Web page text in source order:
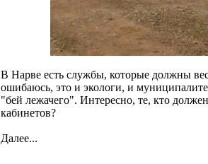
В Нарве есть службы, которые должны
ошибаюсь, это и экологи, и
"бей лежачего". Интересно, те, кто
кабинетов?
Далее...